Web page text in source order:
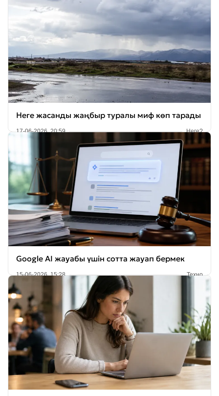
Неге жасанды жаңбыр туралы миф көп тарады
17-06-2026, 20:59 Неге?
Google AI жауабы үшін сотта жауап бермек
15-06-2026, 15:28 Техно